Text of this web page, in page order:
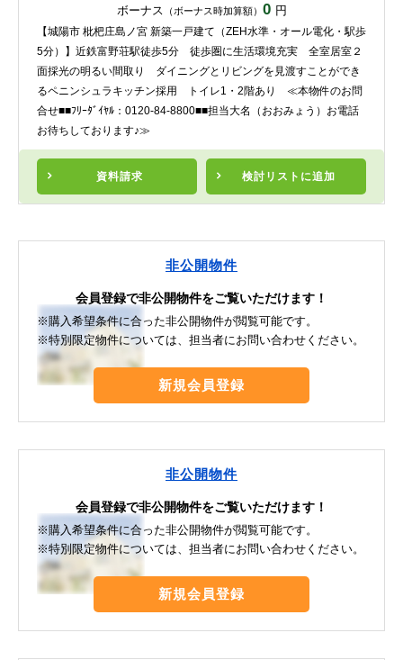
ボーナス （ボーナス時加算額） 0 円
資料請求 検討リスト に追加
【城陽市 枇杷庄島ノ宮 新築一戸建て（ZEH水準・オール電化・駅歩
5分）】近鉄富野荘駅徒歩5分 徒歩圏に生活環境充実 全室居室２
面採光の明るい間取り ダイニングとリビングを見渡すことができ
るペニンシュラキッチン採用 トイレ1・2階あり ≪本物件のお問
合せ■■ﾌﾘｰﾀﾞｲﾔﾙ：0120-84-8800■■担当大名（おおみょう）お電話
お待ちしております♪≫
非公開物件
会員登録で非公開物件をご覧いただけます！
※購入希望条件に合った非公開物件が閲覧可能です。
※特別限定物件については、担当者にお問い合わせください。
新規会員登録
非公開物件
会員登録で非公開物件をご覧いただけます！
※購入希望条件に合った非公開物件が閲覧可能です。
※特別限定物件については、担当者にお問い合わせください。
新規会員登録